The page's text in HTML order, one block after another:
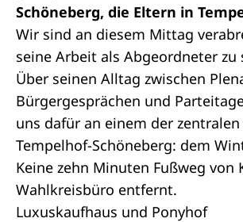
Schöneberg, die Eltern in
Wir sind an diesem Mittag
seine Arbeit als Abgeordneter zu
Über seinen Alltag zwischen
Bürgergesprächen und
uns dafür an einem der
Tempelhof-Schöneberg: dem
Keine zehn Minuten Fußweg von
Wahlkreisbüro entfernt.
Luxuskaufhaus und Ponyhof